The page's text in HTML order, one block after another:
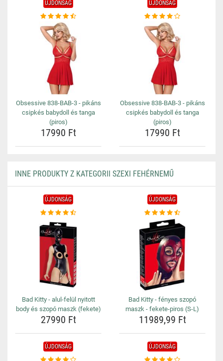
ÚJDONSÁG
Obsessive 838-BAB-3 - pikáns
csipkés babydoll és tanga
(piros)
17990 Ft
ÚJDONSÁG
Obsessive 838-BAB-3 - pikáns
csipkés babydoll és tanga
(piros)
17990 Ft
INNE PRODUKTY Z KATEGORII SZEXI FEHÉRNEMŰ
ÚJDONSÁG
Bad Kitty - alul-felül nyitott
body és szopó maszk (fekete)
27990 Ft
ÚJDONSÁG
Bad Kitty - fényes szopó
maszk - fekete-piros (S-L)
11989,99 Ft
ÚJDONSÁG ÚJDONSÁG